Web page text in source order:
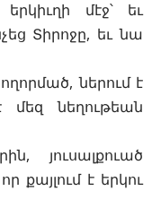
մէջ՝ եւ
Տիրոջը, եւ նա
ներում է
մեզ նեղութեան
յուսալքուած
քայլում է երկու